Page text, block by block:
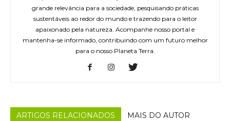
grande relevância para a sociedade, pesquisando práticas
sustentáveis ao redor do mundo e trazendo para o leitor
apaixonado pela natureza. Acompanhe nosso portal e
mantenha-se informado, contribuindo com um futuro melhor
para o nosso Planeta Terra.
ARTIGOS RELACIONADOS MAIS DO AUTOR